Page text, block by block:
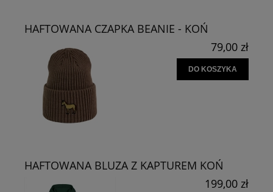
HAFTOWANA CZAPKA BEANIE - KOŃ
79,00 zł
DO KOSZYKA
HAFTOWANA BLUZA Z KAPTUREM KOŃ
199,00 zł